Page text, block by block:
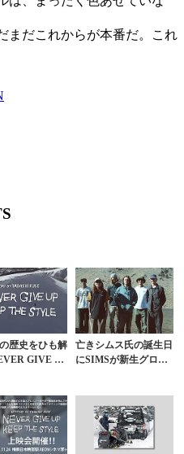
まだこれからが本番だ。これ
歴史をひも解
GIVE U
亡きシムス氏の誕生日
にSIMSが新生グロー